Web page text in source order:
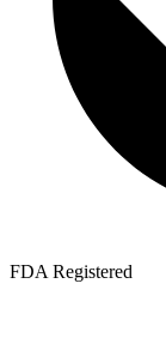
FDA Registered